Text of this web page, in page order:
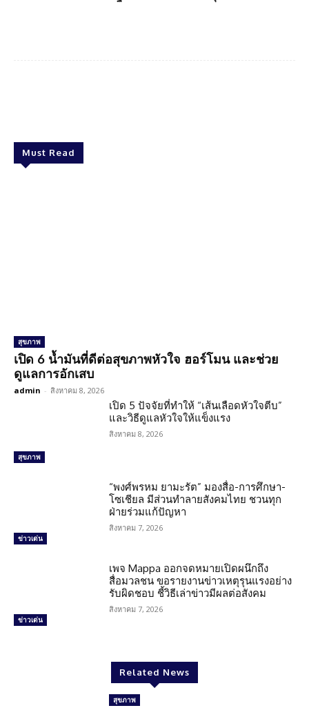
Must Read
สุขภาพ
เปิด 6 น้ำมันที่ดีต่อสุขภาพหัวใจ ฮอร์โมน และช่วย
ดูแลการอักเสบ
admin - สิงหาคม 8, 2026
สุขภาพ
เปิด 5 ปัจจัยที่ทำให้ “เส้นเลือดหัวใจตีบ”
และวิธีดูแลหัวใจให้แข็งแรง
สิงหาคม 8, 2026
ข่าวเด่น
“พงศ์พรหม ยามะรัต” มองสื่อ-การศึกษา-
โซเชียล มีส่วนทำลายสังคมไทย ชวนทุก
ฝ่ายร่วมแก้ปัญหา
สิงหาคม 7, 2026
ข่าวเด่น
เพจ Mappa ออกจดหมายเปิดผนึกถึง
สื่อมวลชน ขอรายงานข่าวเหตุรุนแรงอย่าง
รับผิดชอบ ชี้วิธีเล่าข่าวมีผลต่อสังคม
สิงหาคม 7, 2026
Related News
สุขภาพ